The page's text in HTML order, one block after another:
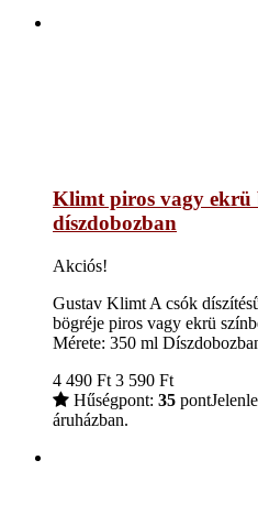
Klimt piros vagy ekrü
díszdobozban
Akciós!
Gustav Klimt A csók
bögréje piros vagy ekrü
Mérete: 350 ml
4 490 Ft 3 590 Ft
Hűségpont: 35 pont
áruházban.